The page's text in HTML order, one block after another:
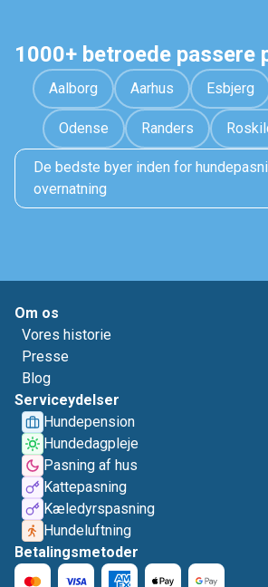
1000+ betroede passere
Aalborg Aarhus Esbjerg
Odense Randers
De bedste byer inden for
overnatning
Om os
Vores historie
Presse
Blog
Serviceydelser
Hundepension
Hundedagpleje
Pasning af hus
Kattepasning
Kæledyrspasning
Hundeluftning
Betalingsmetoder